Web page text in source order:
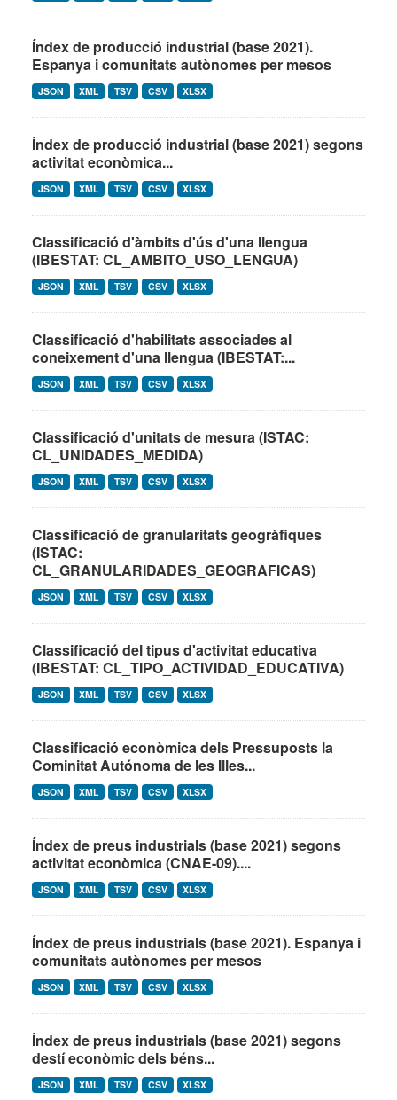
Índex de producció industrial (base 2021).
Espanya i comunitats autònomes per mesos
JSON XML TSV CSV XLSX
Índex de producció industrial (base 2021) segons
activitat econòmica...
JSON XML TSV CSV XLSX
Classificació d'àmbits d'ús d'una llengua
(IBESTAT: CL_AMBITO_USO_LENGUA)
JSON XML TSV CSV XLSX
Classificació d'habilitats associades al
coneixement d'una llengua (IBESTAT:...
JSON XML TSV CSV XLSX
Classificació d'unitats de mesura (ISTAC:
CL_UNIDADES_MEDIDA)
JSON XML TSV CSV XLSX
Classificació de granularitats geogràfiques
(ISTAC:
CL_GRANULARIDADES_GEOGRAFICAS)
JSON XML TSV CSV XLSX
Classificació del tipus d'activitat educativa
(IBESTAT: CL_TIPO_ACTIVIDAD_EDUCATIVA)
JSON XML TSV CSV XLSX
Classificació econòmica dels Pressuposts la
Cominitat Autónoma de les Illes...
JSON XML TSV CSV XLSX
Índex de preus industrials (base 2021) segons
activitat econòmica (CNAE-09)....
JSON XML TSV CSV XLSX
Índex de preus industrials (base 2021). Espanya i
comunitats autònomes per mesos
JSON XML TSV CSV XLSX
Índex de preus industrials (base 2021) segons
destí econòmic dels béns...
JSON XML TSV CSV XLSX